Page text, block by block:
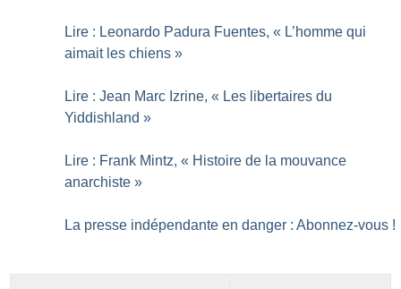
Lire : Leonardo Padura Fuentes, « L’homme qui
aimait les chiens »
Lire : Jean Marc Izrine, « Les libertaires du
Yiddishland »
Lire : Frank Mintz, « Histoire de la mouvance
anarchiste »
La presse indépendante en danger : Abonnez-vous !